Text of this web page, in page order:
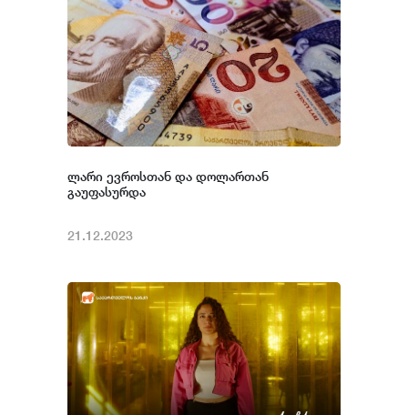
ლარი ევროსთან და დოლართან
გაუფასურდა
21.12.2023